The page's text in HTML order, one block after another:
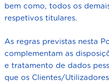
bem como, todos os
respetivos titulares.
As regras previstas nesta
complementam as
e tratamento de dados
que os Clientes/